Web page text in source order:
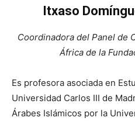
Itxaso
Coordinadora del Panel de
África de la
Es profesora asociada en
Universidad Carlos III de
Árabes Islámicos por la